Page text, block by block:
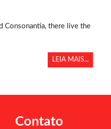
Consonantia, there live the
LEIA MAIS...
Contato